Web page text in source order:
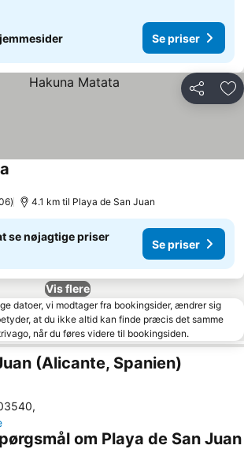
Se priser
Del
4.1 km til Playa de San Juan
se nøjagtige priser
Se priser
Vis flere
datoer, vi modtager fra bookingsider, ændrer sig
at du ikke altid kan finde præcis det samme
når du føres videre til bookingsiden.
(Alicante, Spanien)
,
om Playa de San Juan